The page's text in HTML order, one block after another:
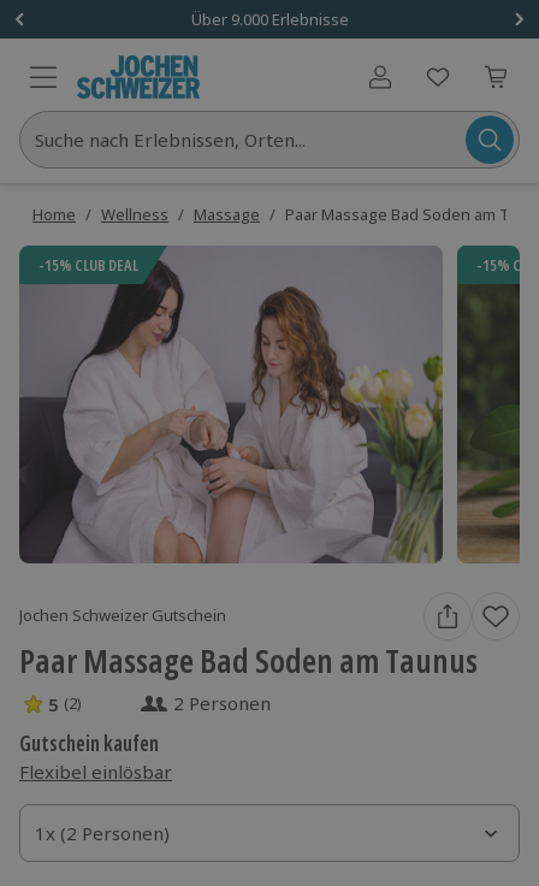
Über 9.000 Erlebnisse
Benutzerkonto
Suche nach Erlebnissen, Orten...
Home / Wellness / Massage / Paar Massage Bad Soden am
-15% CLUB DEAL -15%
Jochen Schweizer Gutschein
Paar Massage Bad Soden am Taunus
5 Sterne von 5 aus 2 Bewertungen
5 (2) 2 Personen
Gutschein kaufen
Flexibel einlösbar
1x (2 Personen)
1x (2 Personen)
1x (2 Personen)